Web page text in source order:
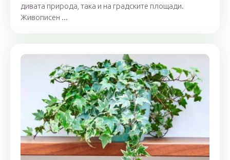
дивата природа, така и на градските площади.
Живописен ...